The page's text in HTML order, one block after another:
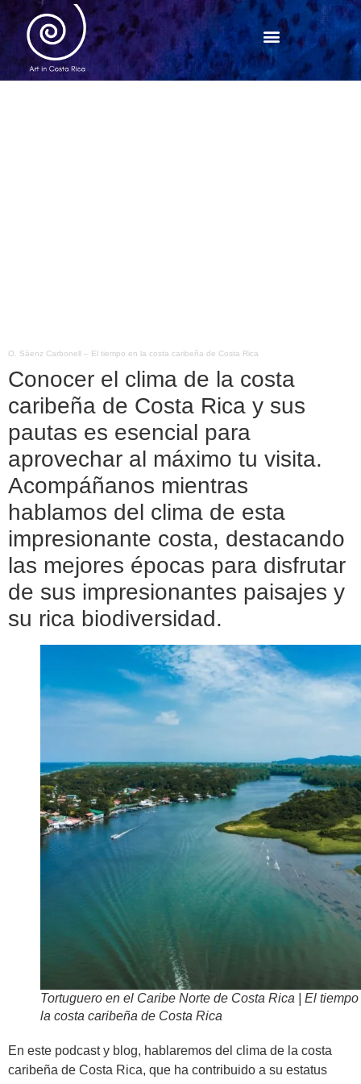
O. Sáenz Carbonell – El tiempo en la costa caribeña de Costa Rica
Conocer el clima de la costa
caribeña de Costa Rica y sus
pautas es esencial para
aprovechar al máximo tu visita.
Acompáñanos mientras
hablamos del clima de esta
impresionante costa, destacando
las mejores épocas para disfrutar
de sus impresionantes paisajes y
su rica biodiversidad.
Tortuguero en el Caribe Norte de Costa Rica | El tiempo
la costa caribeña de Costa Rica
En este podcast y blog, hablaremos del clima de la costa
caribeña de Costa Rica, que ha contribuido a su estatus